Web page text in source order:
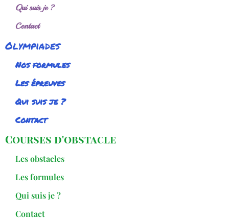
Qui suis je ?
Contact
Olympiades
Nos formules
Les épreuves
Qui suis je ?
Contact
Courses d'obstacle
Les obstacles
Les formules
Qui suis je ?
Contact